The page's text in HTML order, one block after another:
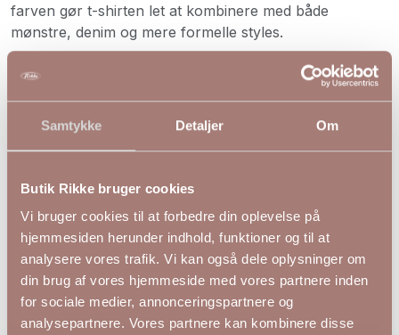
Samtykke Detaljer Om
Butik Rikke bruger cookies
Vi bruger cookies til at forbedre din oplevelse på
hjemmesiden herunder indhold, funktioner og til at
analysere vores trafik. Vi kan også dele oplysninger om
din brug af vores hjemmeside med vores partnere inden
for sociale medier, annonceringspartnere og
analysepartnere. Vores partnere kan kombinere disse
farven gør t-shirten let at kombinere med både
mønstre, denim og mere formelle styles.
Farve: Sort
Materiale: 95% Viskose, 5% Elasthan
Hofte
122 132 142
Andre kiggede på